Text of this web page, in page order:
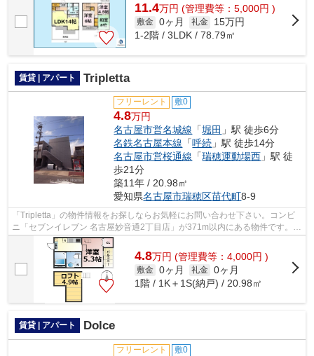
11.4万円 (管理費等：5,000円 )
敷金 0ヶ月 礼金
15万円
1-2階 / 3LDK / 78.79㎡
賃貸 | アパート Tripletta
フリーレント 敷0
4.8万円
名古屋市営名城線 「堀田 」駅 徒歩6分
名鉄名古屋本線 「呼続 」駅 徒歩14分
名古屋市営桜通線 「瑞穂運動場西 」駅 徒
歩21分
築11年 / 20.98㎡
愛知県名古屋市瑞穂区苗代町8-9
「Tripletta」の物件情報をお探しならお気軽にお問い合わせ下さい。コンビ
ニ「セブンイレブン 名古屋妙音通2丁目店」が371m以内にある物件です。こ
ちらの物件はアパートです。駅から徒...
4.8万円 (管理費等：4,000円 )
敷金 0ヶ月 礼金 0ヶ月
1階 / 1K＋1S(納戸) / 20.98㎡
賃貸 | アパート Dolce
フリーレント 敷0